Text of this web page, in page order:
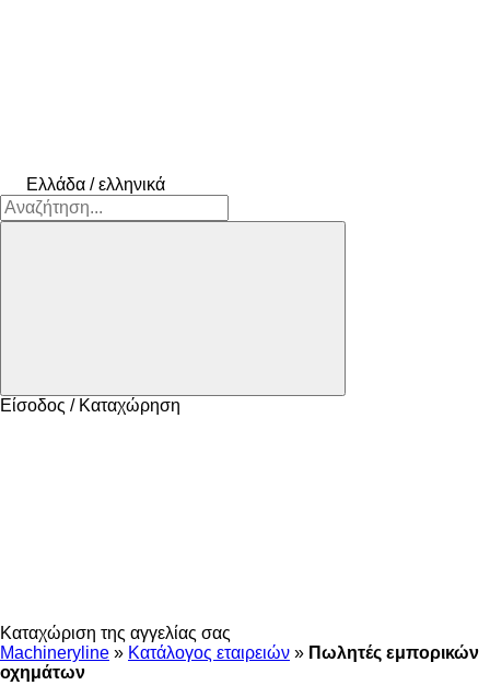
Ελλάδα / ελληνικά
Είσοδος / Καταχώρηση
Καταχώριση της αγγελίας σας
Machineryline » Κατάλογος εταιρειών » Πωλητές εμπορικών
οχημάτων